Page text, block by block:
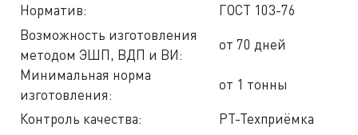
Норматив:
ГОСТ 103-76
Возможность изготовления
методом ЭШП, ВДП и ВИ:
от 70 дней
Минимальная норма
изготовления:
от 1 тонны
Контроль качества: РТ-Техприёмка